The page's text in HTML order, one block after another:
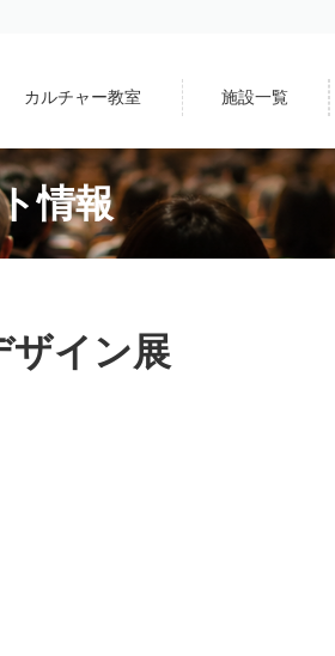
カルチャー教室 施設一覧
情報
ザイン展